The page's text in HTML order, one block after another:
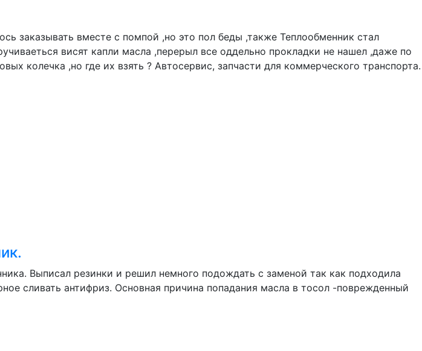
заказывать вместе с помпой ,но это пол беды ,также Теплообменник стал
висят капли масла ,перерыл все оддельно прокладки не нашел ,даже по
колечка ,но где их взять ? Автосервис, запчасти для коммерческого транспорта.
Выписал резинки и решил немного подождать с заменой так как подходила
сливать антифриз. Основная причина попадания масла в тосол -поврежденный